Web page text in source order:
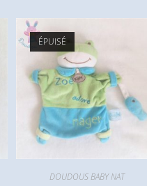
ÉPUISÉ
DOUDOUS BABY NAT